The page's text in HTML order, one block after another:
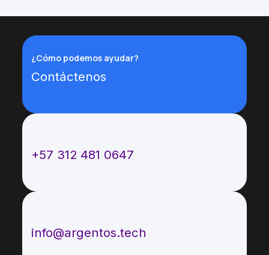
¿Cómo podemos ayudar?
Contáctenos
+57 312 481 0647
info@argentos.tech